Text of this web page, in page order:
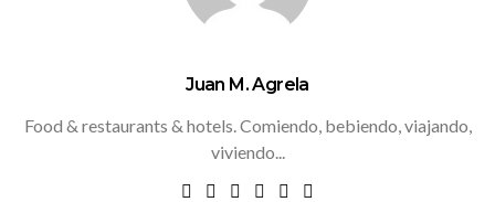
Juan M. Agrela
Food & restaurants & hotels. Comiendo, bebiendo, viajando,
viviendo...